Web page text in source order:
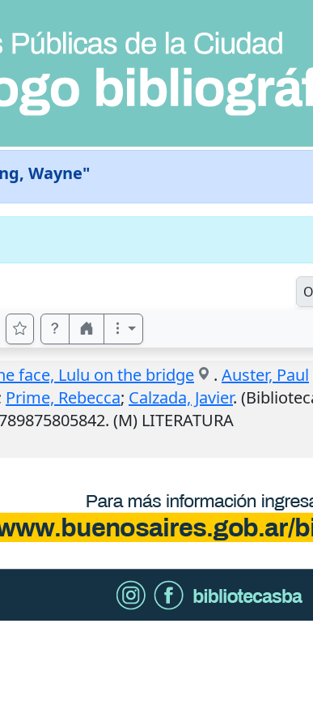
Wayne"
face, Lulu on the bridge . Auster, Paul
Prime, Rebecca; Calzada, Javier.
(M) LITERATURA